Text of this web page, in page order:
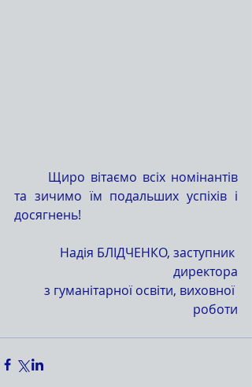
та зичимо їм подальших успіхів і
досягнень!
Надія БЛІДЧЕНКО, заступник
директора
з гуманітарної освіти, виховної
роботи